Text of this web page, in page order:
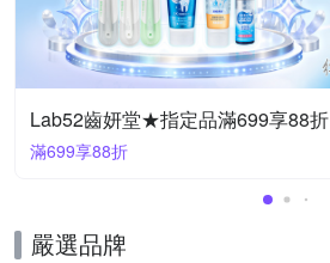
Lab52齒妍堂★指定品滿699享88折
滿699享88折
嚴選品牌